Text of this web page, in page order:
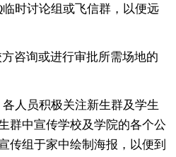
临时讨论组或飞信群，以便远
咨询或进行审批所需场地的
员积极关注新生群及学生
群中宣传学校及学院的各个公
传组于家中绘制海报，以便到